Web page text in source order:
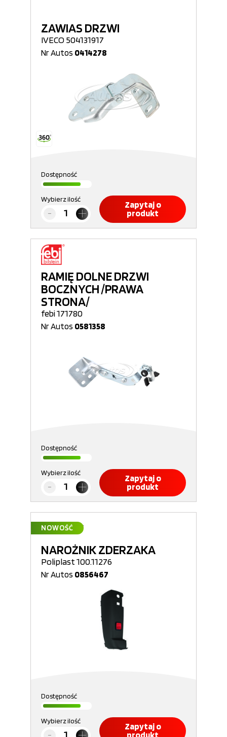
ZAWIAS DRZWI
IVECO 504131917
Nr Autos 0414278
Dostępność
Wybierz ilość
Zapytaj o
produkt
RAMIĘ DOLNE DRZWI
BOCZNYCH /PRAWA
STRONA/
febi 171780
Nr Autos 0581358
Dostępność
Wybierz ilość
Zapytaj o
produkt
NOWOŚĆ
NAROŻNIK ZDERZAKA
Poliplast 100.11276
Nr Autos 0856467
Dostępność
Wybierz ilość
Zapytaj o
produkt